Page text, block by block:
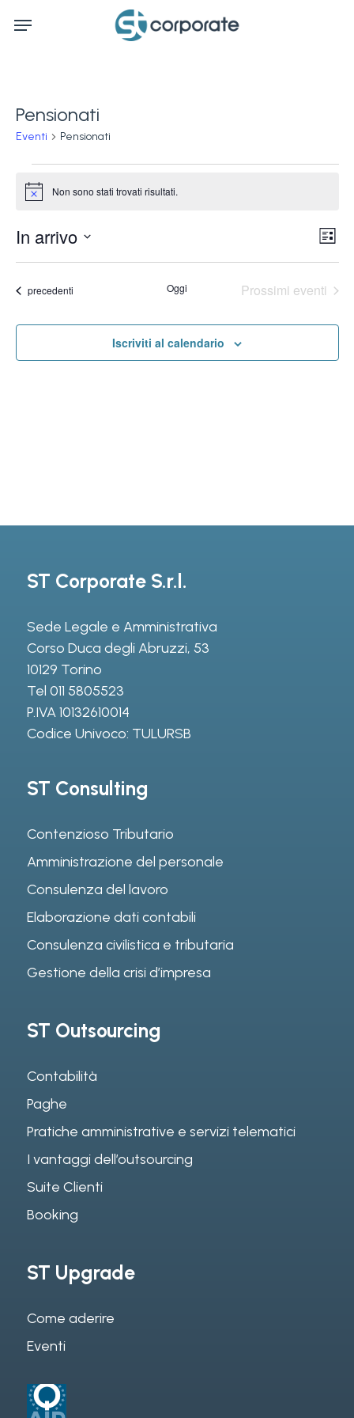
Menu
Pensionati
Eventi Pensionati
Eventi
Notice Non sono stati trovati risultati.
Lista
In arrivo
Seleziona
data.
Eventi
precedenti Oggi Prossimi eventi
Iscriviti al calendario
ST Corporate S.r.l.
Sede Legale e Amministrativa
Corso Duca degli Abruzzi, 53
10129 Torino
Tel 011 5805523
P.IVA 10132610014
Codice Univoco: TULURSB
ST Consulting
Contenzioso Tributario
Amministrazione del personale
Consulenza del lavoro
Elaborazione dati contabili
Consulenza civilistica e tributaria
Gestione della crisi d’impresa
ST Outsourcing
Contabilità
Paghe
Pratiche amministrative e servizi telematici
I vantaggi dell’outsourcing
Suite Clienti
Booking
ST Upgrade
Come aderire
Eventi